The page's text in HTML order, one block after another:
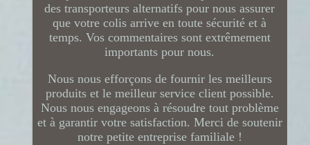
des transporteurs alternatifs pour nous assurer
que votre colis arrive en toute sécurité et à
temps. Vos commentaires sont extrêmement
importants pour nous.
Nous nous efforçons de fournir les meilleurs
produits et le meilleur service client possible.
Nous nous engageons à résoudre tout problème
et à garantir votre satisfaction. Merci de soutenir
notre petite entreprise familiale !